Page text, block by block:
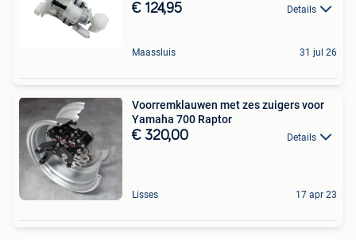
€ 124,95 Details
Maassluis 31 jul 26
Voorremklauwen met zes zuigers voor
Yamaha 700 Raptor
€ 320,00 Details
Lisses 17 apr 23